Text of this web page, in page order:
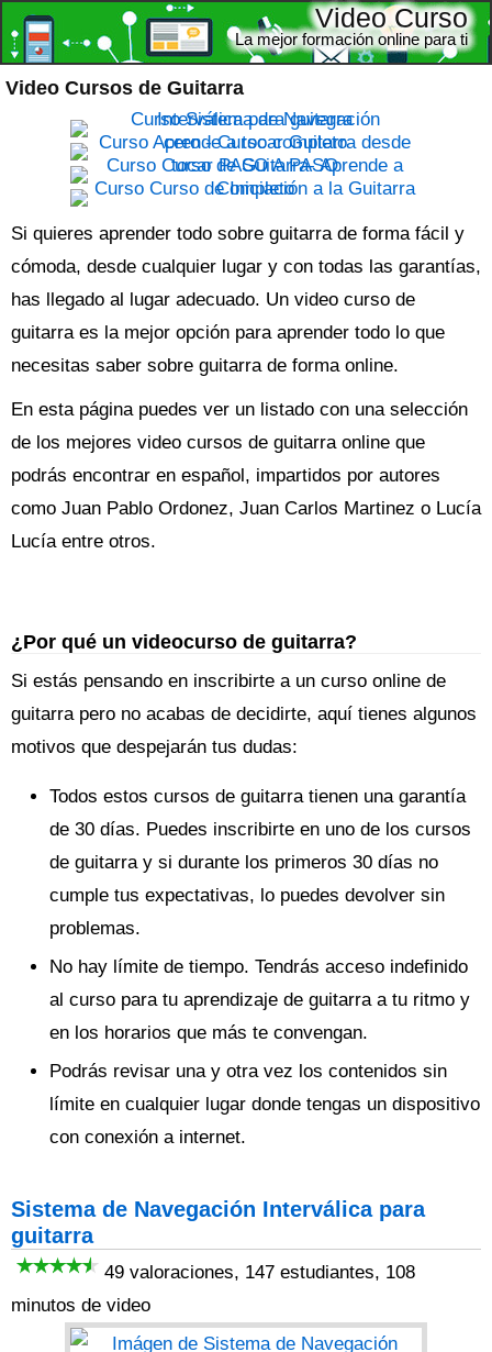
Video Cursos de Guitarra
Video Curso
La mejor formación online para ti
Si quieres aprender todo sobre guitarra de forma fácil y
cómoda, desde cualquier lugar y con todas las garantías,
has llegado al lugar adecuado. Un video curso de
guitarraes la mejor opción para aprender todo lo que
necesitas saber sobre guitarra de forma online.
En esta página puedes ver un listado con una selección
de los mejores video cursos de guitarra online que
podrás encontrar en español, impartidos por autores
como Juan Pablo Ordonez, Juan Carlos Martinez o Lucía
Lucía entre otros.
¿Por qué un videocurso de guitarra?
Si estás pensando en inscribirte a un curso online de
guitarra pero no acabas de decidirte, aquí tienes algunos
motivos que despejarán tus dudas:
Todos estos cursos de guitarra tienen una garantía
de 30 días. Puedes inscribirte en uno de los cursos
de guitarra y si durante los primeros 30 días no
cumple tus expectativas, lo puedes devolver sin
problemas.
No hay límite de tiempo. Tendrás acceso indefinido
al curso para tu aprendizaje de guitarra a tu ritmo y
en los horarios que más te convengan.
Podrás revisar una y otra vez los contenidos sin
límite en cualquier lugar donde tengas un dispositivo
con conexión a internet.
Sistema de Navegación Interválica para
guitarra
49 valoraciones, 147 estudiantes, 108
minutos de video